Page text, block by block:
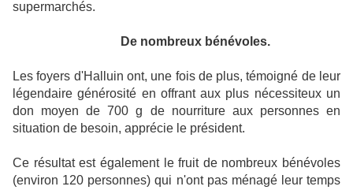
supermarchés.
De nombreux bénévoles.
Les foyers d'Halluin ont, une fois de plus, témoigné de leur
légendaire générosité en offrant aux plus nécessiteux un
don moyen de 700 g de nourriture aux personnes en
situation de besoin, apprécie le président.
Ce résultat est également le fruit de nombreux bénévoles
(environ 120 personnes) qui n'ont pas ménagé leur temps